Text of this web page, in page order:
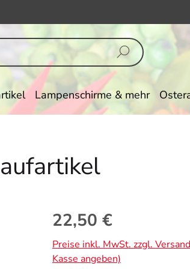
Lampenschirme & mehr
Regulärer Preis:
22,50 €
Preise inkl. MwSt. zzgl.
Kasse angeben)